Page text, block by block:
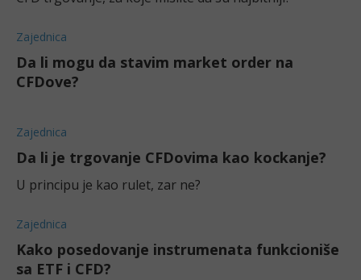
Zajednica
Da li mogu da stavim market order na
CFDove?
Zajednica
Da li je trgovanje CFDovima kao kockanje?
U principu je kao rulet, zar ne?
Zajednica
Kako posedovanje instrumenata funkcioniše
sa ETF i CFD?